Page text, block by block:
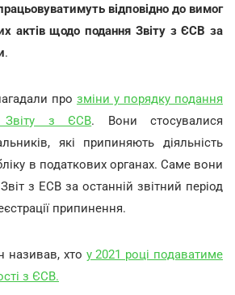
відповідно до вимог
актів щодо подання Звіту з ЄСВ за
.
про зміни у порядку подання
Звіту з ЄСВ. Вони стосувалися
які припиняють діяльність
в податкових органах. Саме вони
з ЕСВ за останній звітний період
припинення.
називав, хто у 2021 році подаватиме
з ЄСВ.